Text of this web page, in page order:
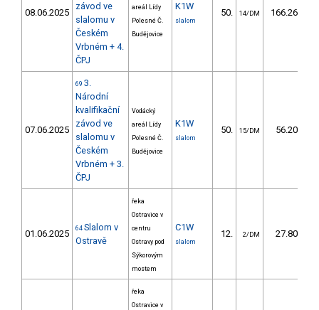
08.06.2025
závod ve
slalomu v
Českém
Vrbném + 4.
ČPJ
areál Lídy
Polesné Č.
Budějovice
K1W
slalom
50. 14/DM 166.26
07.06.2025
69 3.
Národní
kvalifikační
závod ve
slalomu v
Českém
Vrbném + 3.
ČPJ
Vodácký
areál Lídy
Polesné Č.
Budějovice
K1W
slalom
50. 15/DM 56.20
01.06.2025 64 Slalom v
Ostravě
řeka
Ostravice v
centru
Ostravy pod
Sýkorovým
mostem
C1W
slalom
12. 2/DM 27.80
řeka
Ostravice v